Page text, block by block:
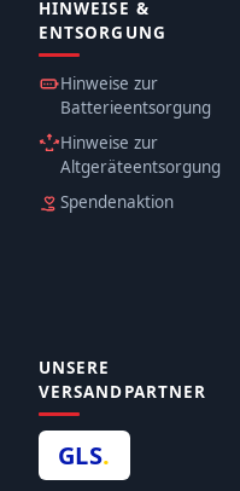
HINWEISE &
ENTSORGUNG
Hinweise zur
Batterieentsorgung
Hinweise zur
Altgeräteentsorgung
Spendenaktion
UNSERE
VERSANDPARTNER
GLS.